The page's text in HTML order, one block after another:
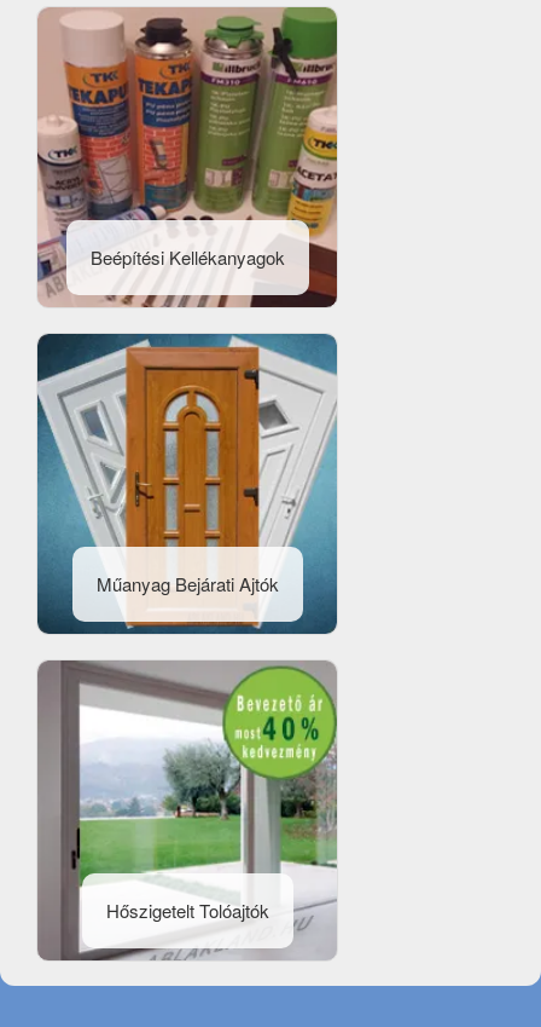
Beépítési Kellékanyagok
Műanyag Bejárati Ajtók
Hőszigetelt Tolóajtók